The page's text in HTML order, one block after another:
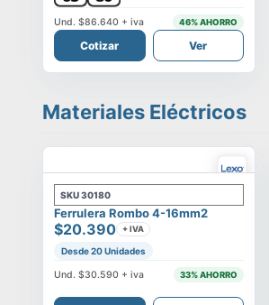
Und.$86.640 + iva 46% AHORRO
Cotizar Ver
Materiales Eléctricos
SKU30180
Ferrulera Rombo 4-16mm2
$20.390 + IVA
Desde 20 Unidades
Und.$30.590 + iva 33% AHORRO